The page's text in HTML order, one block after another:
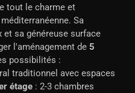
tout le charme et
Sa
sa généreuse surface
l'aménagement de 5
possibilités :
traditionnel avec espaces
étage : 2-3 chambres